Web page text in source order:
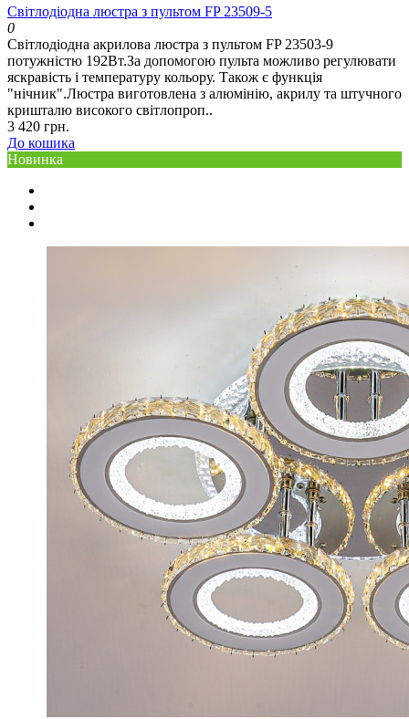
Світлодіодна люстра з пультом FP 23509-5
0
Світлодіодна акрилова люстра з пультом FP 23503-9
потужністю 192Вт.За допомогою пульта можливо регулювати
яскравість і температуру кольору. Також є функція
"нічник".Люстра виготовлена ​​з алюмінію, акрилу та штучного
кришталю високого світлопроп..
3 420 грн.
До кошика
Новинка